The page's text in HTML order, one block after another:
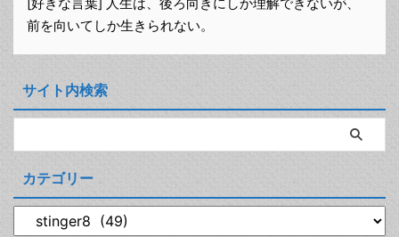
前を向いてしか生きられない。
サイト内検索
カテゴリー